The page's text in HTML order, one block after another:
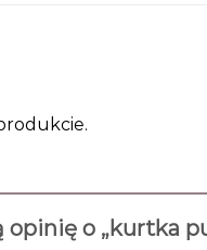
opinię o „kurtka